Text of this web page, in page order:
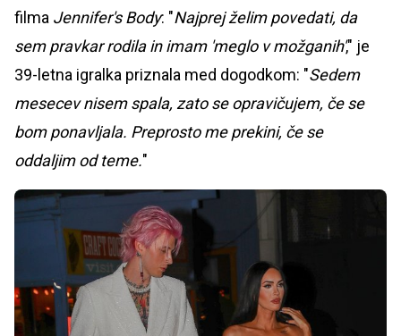
filma Jennifer's Body: "Najprej želim povedati, da
sem pravkar rodila in imam 'meglo v možganih'," je
39-letna igralka priznala med dogodkom: "Sedem
mesecev nisem spala, zato se opravičujem, če se
bom ponavljala. Preprosto me prekini, če se
oddaljim od teme."